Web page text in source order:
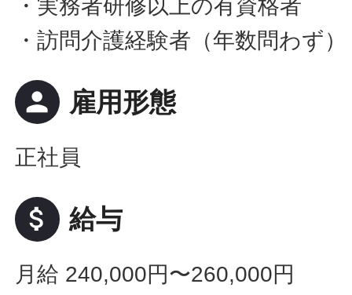
・実務者研修以上の有資格者
・訪問介護経験者（年数問わず）
person 雇用形態
正社員
attach_money 給与
月給 240,000円〜260,000円